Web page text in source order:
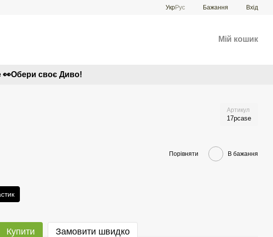
УкрРус Бажання Вхід
Мій кошик
👀Обери своє Диво!
Артикул
17pcase
Порівняти В бажання
Купити Замовити швидко